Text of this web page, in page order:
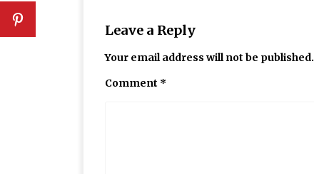
Leave a Reply
Your email address will not be published.
Comment *